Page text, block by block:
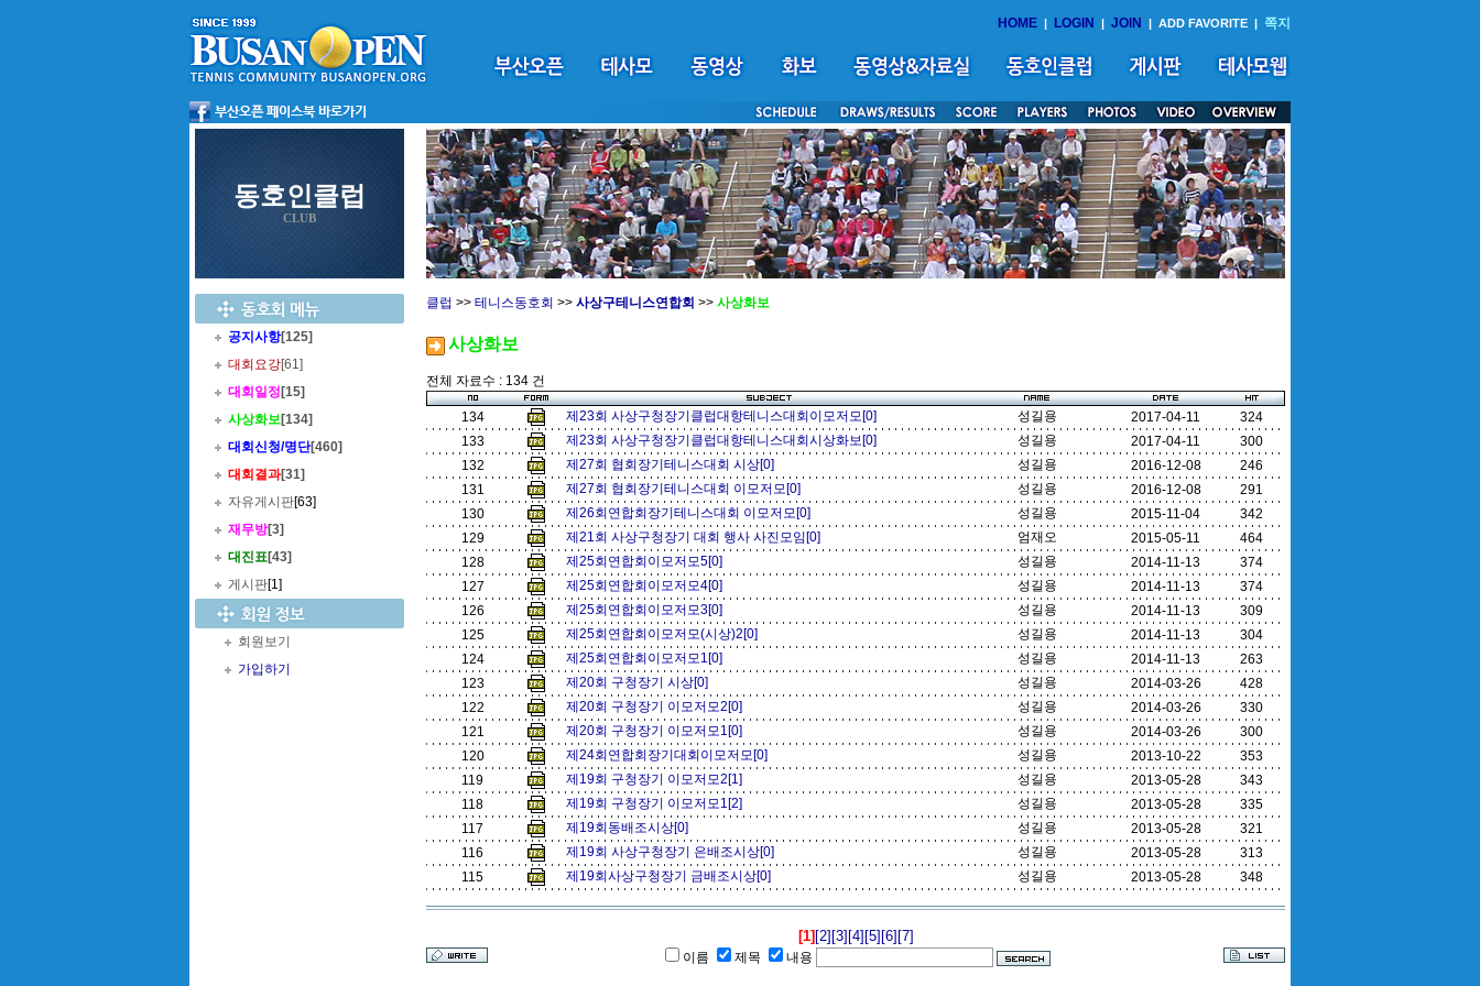
HOME | LOGIN | JOIN | ADD FAVORITE | 쪽지
동호인클럽
CLUB
공지사항[125]
대회요강[61]
대회일정 [15]
사상화보[134]
대회신청/명단[460]
대회결과[31]
자유게시판[63]
재무방[3]
대진표[43]
게시판[1]
회원보기
가입하기
클럽 >> 테니스동호회 >> 사상구테니스연합회 >> 사상화보
사상화보
전체 자료수 : 134 건
134 제23회 사상구청장기클럽대항테니스대회이모저모[0] 성길용 2017-04-11
324
133
제23회 사상구청장기클럽대항테니스대회시상화보[0] 성길용 2017-04-11
300
132
제27회 협회장기테니스대회 시상[0] 성길용 2016-12-08
246
131
제27회 협회장기테니스대회 이모저모[0] 성길용 2016-12-08
291
130
제26회연합회장기테니스대회 이모저모[0] 성길용 2015-11-04
342
129
제21회 사상구청장기 대회 행사 사진모임[0] 엄재오 2015-05-11
464
128
제25회연합회이모저모5[0] 성길용 2014-11-13
374
127
제25회연합회이모저모4[0] 성길용 2014-11-13
374
126
제25회연합회이모저모3[0] 성길용 2014-11-13
309
125
제25회연합회이모저모(시상)2[0] 성길용 2014-11-13
304
124
제25회연합회이모저모1[0] 성길용 2014-11-13
263
123
제20회 구청장기 시상[0] 성길용 2014-03-26
428
122
제20회 구청장기 이모저모2[0] 성길용 2014-03-26
330
121
제20회 구청장기 이모저모1[0] 성길용 2014-03-26
300
120
제24회연합회장기대회이모저모[0] 성길용 2013-10-22
353
119
제19회 구청장기 이모저모2[1] 성길용 2013-05-28
343
118
제19회 구청장기 이모저모1[2] 성길용 2013-05-28
335
117
제19회동배조시상[0] 성길용 2013-05-28
321
116
제19회 사상구청장기 은배조시상[0] 성길용 2013-05-28
313
115
제19회사상구청장기 금배조시상[0] 성길용 2013-05-28 348
[1] [2] [3] [4] [5] [6] [7]
이름 제목 내용